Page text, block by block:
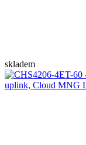
skladem